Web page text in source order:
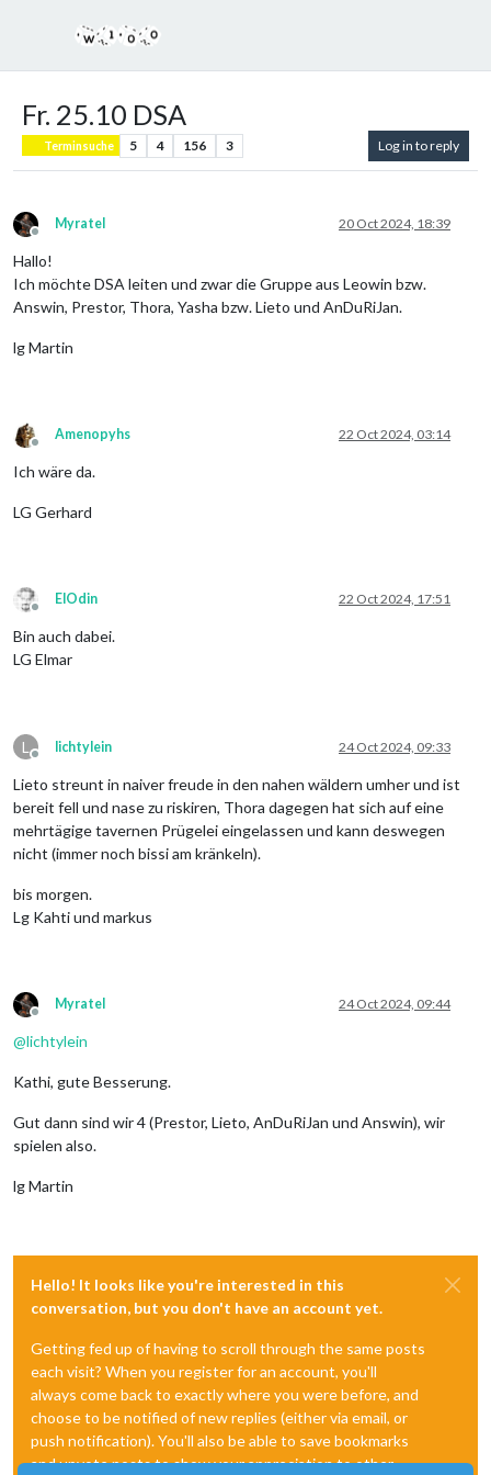
Fr. 25.10 DSA
Terminsuche 5 4 156 3 Log in to reply
Offline
Myratel 20 Oct 2024, 18:39
Hallo!
Ich möchte DSA leiten und zwar die Gruppe aus Leowin bzw.
Answin, Prestor, Thora, Yasha bzw. Lieto und AnDuRiJan.
lg Martin
Offline
Amenopyhs 22 Oct 2024, 03:14
Ich wäre da.
LG Gerhard
Offline
ElOdin 22 Oct 2024, 17:51
Bin auch dabei.
LG Elmar
L
Offline
lichtylein 24 Oct 2024, 09:33
Lieto streunt in naiver freude in den nahen wäldern umher und ist
bereit fell und nase zu riskiren, Thora dagegen hat sich auf eine
mehrtägige tavernen Prügelei eingelassen und kann deswegen
nicht (immer noch bissi am kränkeln).
bis morgen.
Lg Kahti und markus
Offline
Myratel 24 Oct 2024, 09:44
@lichtylein
Kathi, gute Besserung.
Gut dann sind wir 4 (Prestor, Lieto, AnDuRiJan und Answin), wir
spielen also.
lg Martin
Hello! It looks like you're interested in this
conversation, but you don't have an account yet.
Getting fed up of having to scroll through the same posts
each visit? When you register for an account, you'll
always come back to exactly where you were before, and
choose to be notified of new replies (either via email, or
push notification). You'll also be able to save bookmarks
and upvote posts to show your appreciation to other